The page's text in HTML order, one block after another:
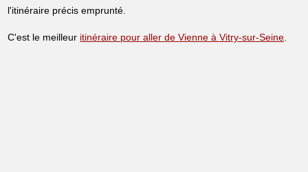
l'itinéraire précis emprunté.
C'est le meilleur itinéraire pour aller de Vienne à Vitry-sur-Seine.